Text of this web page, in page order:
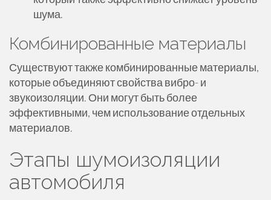
шума.
Комбинированные материалы
Существуют также комбинированные материалы,
которые объединяют свойства вибро- и
звукоизоляции. Они могут быть более
эффективными, чем использование отдельных
материалов.
Этапы шумоизоляции
автомобиля